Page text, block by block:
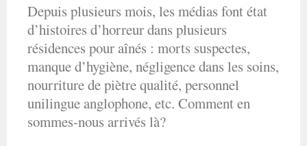
Depuis plusieurs mois, les médias font état
d’histoires d’horreur dans plusieurs
résidences pour aînés : morts suspectes,
manque d’hygiène, négligence dans les soins,
nourriture de piètre qualité, personnel
unilingue anglophone, etc. Comment en
sommes-nous arrivés là?